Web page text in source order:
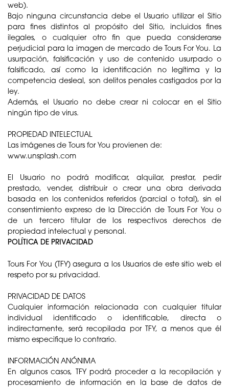
web).
Bajo ninguna circunstancia debe el Usuario utilizar el Sitio
para fines distintos al propósito del Sitio, incluidos fines
ilegales, o cualquier otro fin que pueda considerarse
perjudicial para la imagen de mercado de Tours For You. La
usurpación, falsificación y uso de contenido usurpado o
falsificado, así como la identificación no legítima y la
competencia desleal, son delitos penales castigados por la
ley.
Además, el Usuario no debe crear ni colocar en el Sitio
ningún tipo de virus.
PROPIEDAD INTELECTUAL
Las imágenes de Tours for You provienen de:
www.unsplash.com
El Usuario no podrá modificar, alquilar, prestar, pedir
prestado, vender, distribuir o crear una obra derivada
basada en los contenidos referidos (parcial o total), sin el
consentimiento expreso de la Dirección de Tours For You o
de un tercero titular de los respectivos derechos de
propiedad intelectual y personal.
POLÍTICA DE PRIVACIDAD
Tours For You (TFY) asegura a los Usuarios de este sitio web el
respeto por su privacidad.
PRIVACIDAD DE DATOS
Cualquier información relacionada con cualquier titular
individual identificado o identificable, directa o
indirectamente, será recopilada por TFY, a menos que él
mismo especifique lo contrario.
INFORMACIÓN ANÓNIMA
En algunos casos, TFY podrá proceder a la recopilación y
procesamiento de información en la base de datos de